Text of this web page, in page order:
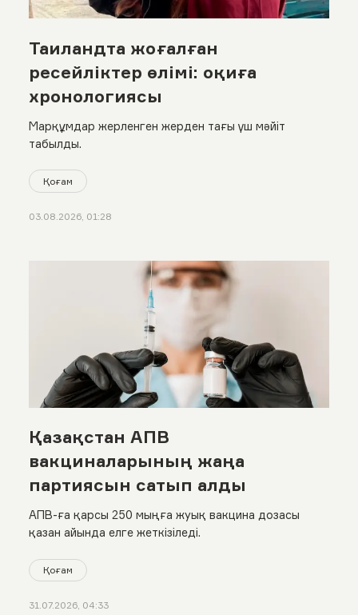
Таиландта жоғалған
ресейліктер өлімі: оқиға
хронологиясы
Марқұмдар жерленген жерден тағы үш мәйіт
табылды.
Қоғам
03.08.2026, 01:28
Қазақстан АПВ
вакциналарының жаңа
партиясын сатып алды
АПВ-ға қарсы 250 мыңға жуық вакцина дозасы
қазан айында елге жеткізіледі.
Қоғам
31.07.2026, 04:33